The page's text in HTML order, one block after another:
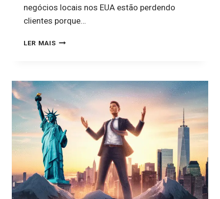
negócios locais nos EUA estão perdendo
clientes porque…
LER MAISCOMO
DE
VENDAS
PARA
NEGÓCIOS
LOCAIS
NOS
EUA